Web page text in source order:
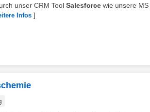
unser CRM Tool Salesforce wie unsere MS
Infos ]